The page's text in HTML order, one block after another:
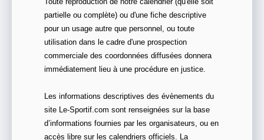
Toute reproduction de notre calendrier (qu'elle soit
partielle ou complète) ou d'une fiche descriptive
pour un usage autre que personnel, ou toute
utilisation dans le cadre d'une prospection
commerciale des coordonnées diffusées donnera
immédiatement lieu à une procédure en justice.
Les informations descriptives des évènements du
site Le-Sportif.com sont renseignées sur la base
d’informations fournies par les organisateurs, ou en
accès libre sur les calendriers officiels. La